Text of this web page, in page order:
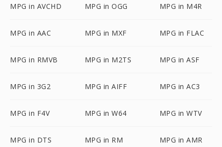
MPG in AVCHD MPG in OGG MPG in M4R
MPG in AAC MPG in MXF MPG in FLAC
MPG in RMVB MPG in M2TS MPG in ASF
MPG in 3G2 MPG in AIFF MPG in AC3
MPG in F4V MPG in W64 MPG in WTV
MPG in DTS MPG in RM MPG in AMR